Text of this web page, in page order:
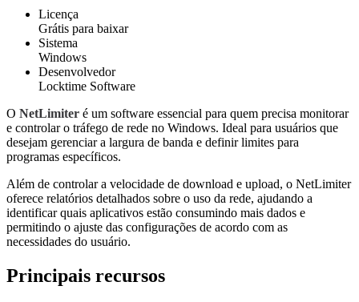
Licença
Grátis para baixar
Sistema
Windows
Desenvolvedor
Locktime Software
O NetLimiter é um software essencial para quem precisa monitorar
e controlar o tráfego de rede no Windows. Ideal para usuários que
desejam gerenciar a largura de banda e definir limites para
programas específicos.
Além de controlar a velocidade de download e upload, o NetLimiter
oferece relatórios detalhados sobre o uso da rede, ajudando a
identificar quais aplicativos estão consumindo mais dados e
permitindo o ajuste das configurações de acordo com as
necessidades do usuário.
Principais recursos